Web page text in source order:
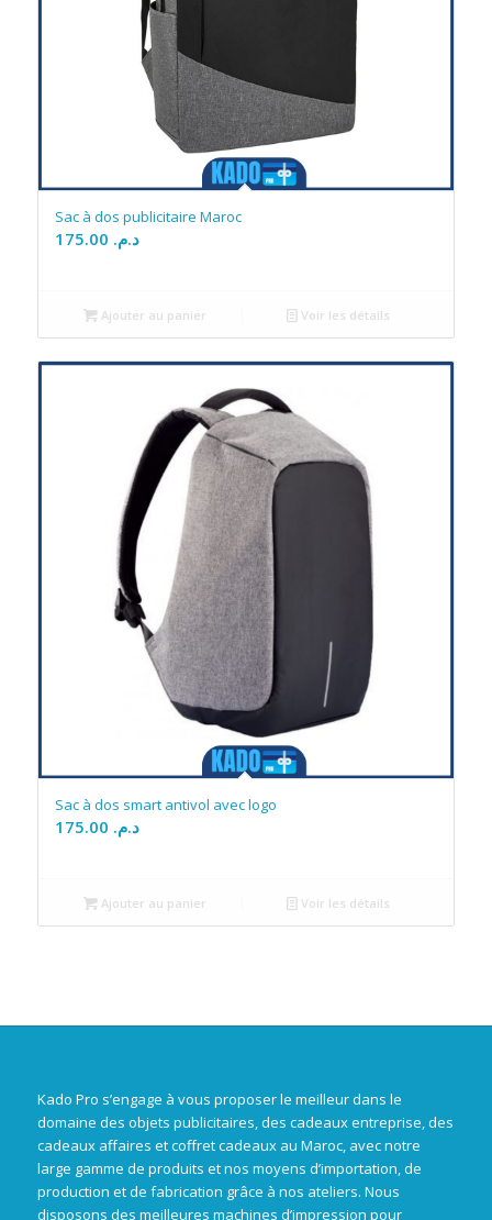
Sac à dos publicitaire Maroc
د.م.
Ajouter au panier Voir les détails
Sac à dos smart antivol avec logo
د.م.
Ajouter au panier Voir les détails
Kado Pro s’engage à vous proposer le meilleur dans le
domaine des objets publicitaires, des cadeaux entreprise, des
cadeaux affaires et coffret cadeaux au Maroc, avec notre
large gamme de produits et nos moyens d’importation, de
production et de fabrication grâce à nos ateliers. Nous
disposons des meilleures machines d’impression pour